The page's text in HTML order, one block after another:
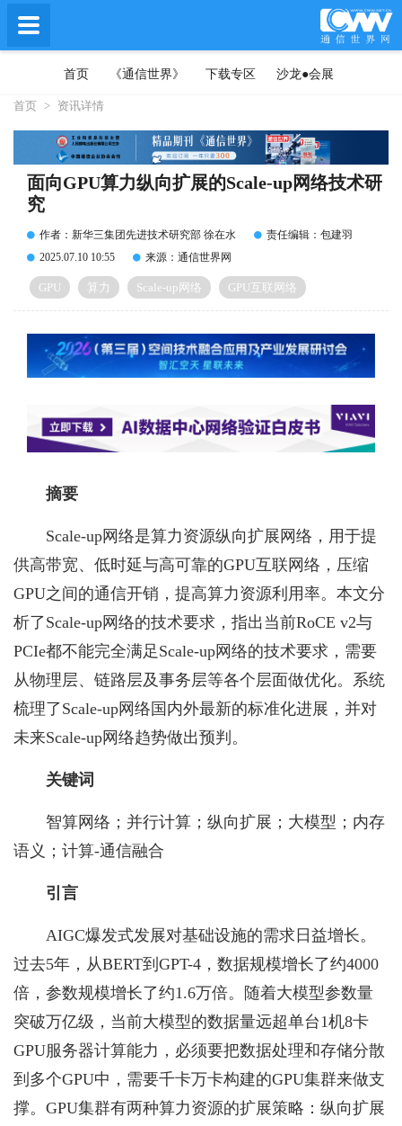
首页 《通信世界》 下载专区 沙龙●会展
首页 > 资讯详情
面向GPU算力纵向扩展的Scale-up网络技术研
究
作者：新华三集团先进技术研究部 徐在水
责任编辑：包建羽
2025.07.10 10:55
来源：通信世界网
GPU 算力 Scale-up网络 GPU互联网络
摘要
Scale-up网络是算力资源纵向扩展网络，用于提
供高带宽、低时延与高可靠的GPU互联网络，压缩
GPU之间的通信开销，提高算力资源利用率。本文分
析了Scale-up网络的技术要求，指出当前RoCE v2与
PCIe都不能完全满足Scale-up网络的技术要求，需要
从物理层、链路层及事务层等各个层面做优化。系统
梳理了Scale-up网络国内外最新的标准化进展，并对
未来Scale-up网络趋势做出预判。
关键词
智算网络；并行计算；纵向扩展；大模型；内存
语义；计算-通信融合
引言
AIGC爆发式发展对基础设施的需求日益增长。
过去5年，从BERT到GPT-4，数据规模增长了约4000
倍，参数规模增长了约1.6万倍。随着大模型参数量
突破万亿级，当前大模型的数据量远超单台1机8卡
GPU服务器计算能力，必须要把数据处理和存储分散
到多个GPU中，需要千卡万卡构建的GPU集群来做支
撑。GPU集群有两种算力资源的扩展策略：纵向扩展